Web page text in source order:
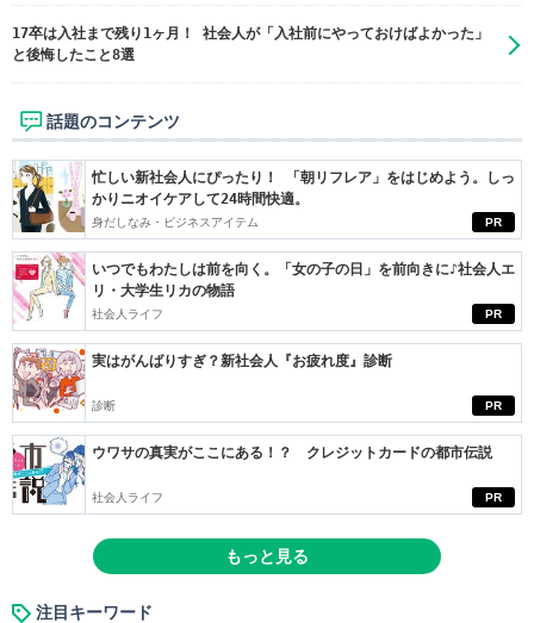
17卒は入社まで残り1ヶ月！ 社会人が「入社前にやっておけばよかった」
と後悔したこと8選
話題のコンテンツ
PR
忙しい新社会人にぴったり！ 「朝リフレア」をはじめよう。しっ
かりニオイケアして24時間快適。
身だしなみ・ビジネスアイテム
PR
いつでもわたしは前を向く。「女の子の日」を前向きに♪社会人エ
リ・大学生リカの物語
社会人ライフ
PR
実はがんばりすぎ？新社会人『お疲れ度』診断
診断
PR
ウワサの真実がここにある！？ クレジットカードの都市伝説
社会人ライフ
もっと見る
注目キーワード